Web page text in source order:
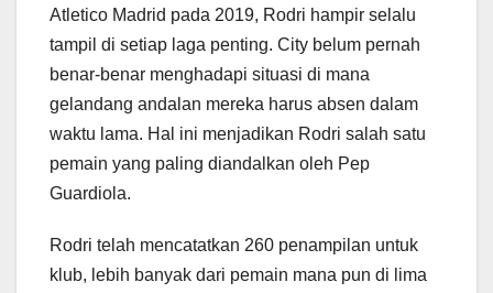
Atletico Madrid pada 2019, Rodri hampir selalu
tampil di setiap laga penting. City belum pernah
benar-benar menghadapi situasi di mana
gelandang andalan mereka harus absen dalam
waktu lama. Hal ini menjadikan Rodri salah satu
pemain yang paling diandalkan oleh Pep
Guardiola.
Rodri telah mencatatkan 260 penampilan untuk
klub, lebih banyak dari pemain mana pun di lima